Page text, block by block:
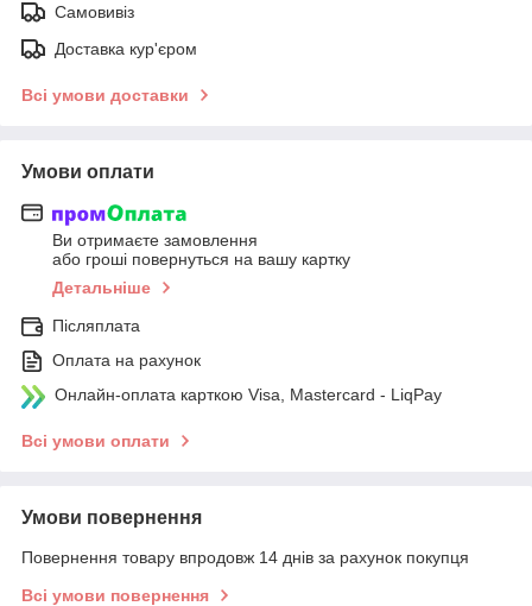
Самовивіз
Доставка кур'єром
Всі умови доставки
Умови оплати
Ви отримаєте замовлення
або гроші повернуться на вашу картку
Детальніше
Післяплата
Оплата на рахунок
Онлайн-оплата карткою Visa, Mastercard - LiqPay
Всі умови оплати
Умови повернення
Повернення товару впродовж 14 днів за рахунок покупця
Всі умови повернення